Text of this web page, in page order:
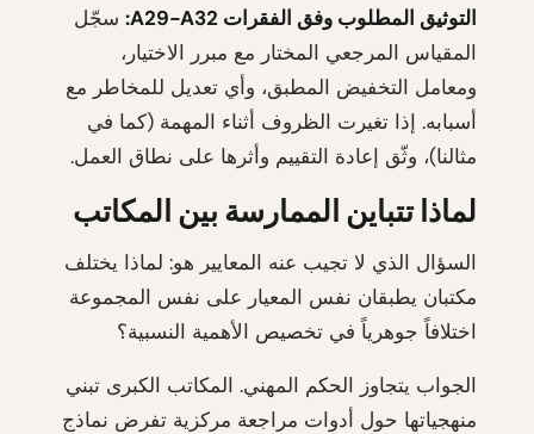
التوثيق المطلوب وفق الفقرات A29-A32:
سجّل
المقياس المرجعي المختار مع مبرر الاختيار،
ومعامل التخفيض المطبق، وأي تعديل للمخاطر مع
أسبابه. إذا تغيرت الظروف أثناء المهمة (كما في
مثالنا)، وثّق إعادة التقييم وأثرها على نطاق العمل.
لماذا تتباين الممارسة بين المكاتب
السؤال الذي لا تجيب عنه المعايير هو: لماذا يختلف
مكتبان يطبقان نفس المعيار على نفس المجموعة
اختلافاً جوهرياً في تخصيص الأهمية النسبية؟
الجواب يتجاوز الحكم المهني. المكاتب الكبرى تبني
منهجياتها حول أدوات مراجعة مركزية تفرض نماذج